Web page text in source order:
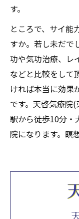
す。
ところで、サイ能
すか。若し未だで
功や気功治療、レ
などと比較をして
ければ本当に効果
です。天啓気療院
駅から徒歩10分・
院になります。瞑